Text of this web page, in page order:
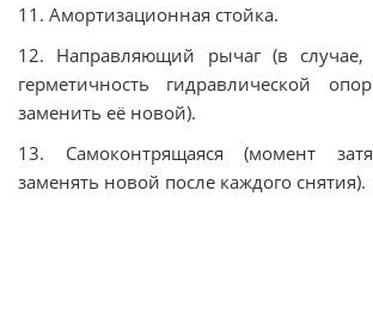
11. Амортизационная стойка.
12. Направляющий рычаг (в случае,
герметичность гидравлической
заменить её новой).
13. Самоконтрящаяся (момент
заменять новой после каждого снятия).